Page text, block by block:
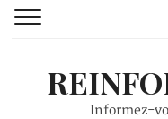
Informez-